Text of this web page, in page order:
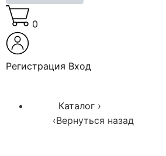
0
Регистрация Вход
Каталог ›
‹Вернуться назад